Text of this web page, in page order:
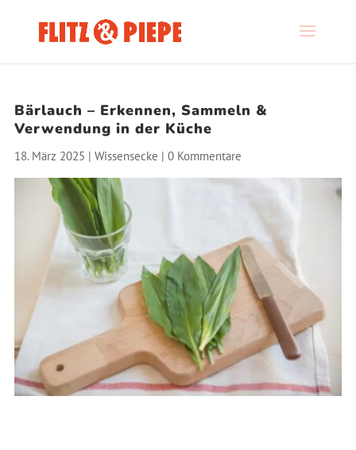
Bärlauch – Erkennen, Sammeln &
Verwendung in der Küche
18. März 2025 | Wissensecke | 0 Kommentare